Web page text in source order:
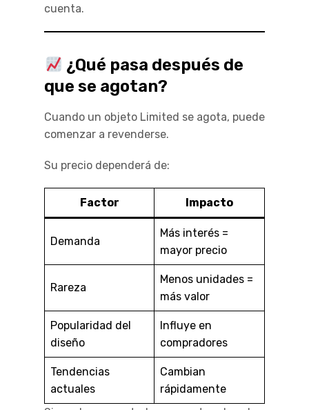
cuenta.
¿Qué pasa después de
que se agotan?
Cuando un objeto Limited se agota, puede
comenzar a revenderse.
Su precio dependerá de:
Factor Impacto
Demanda
Más interés =
mayor precio
Rareza
Menos unidades =
más valor
Popularidad del
diseño
Influye en
compradores
Tendencias
actuales
Cambian
rápidamente